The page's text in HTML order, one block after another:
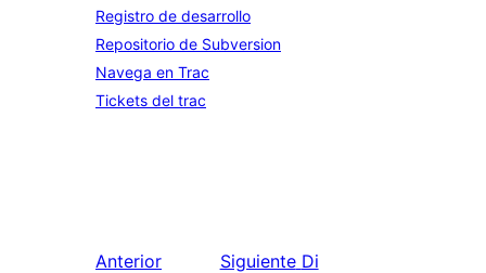
Registro de desarrollo
Repositorio de Subversion
Navega en Trac
Tickets del trac
Anterior
Siguiente Di